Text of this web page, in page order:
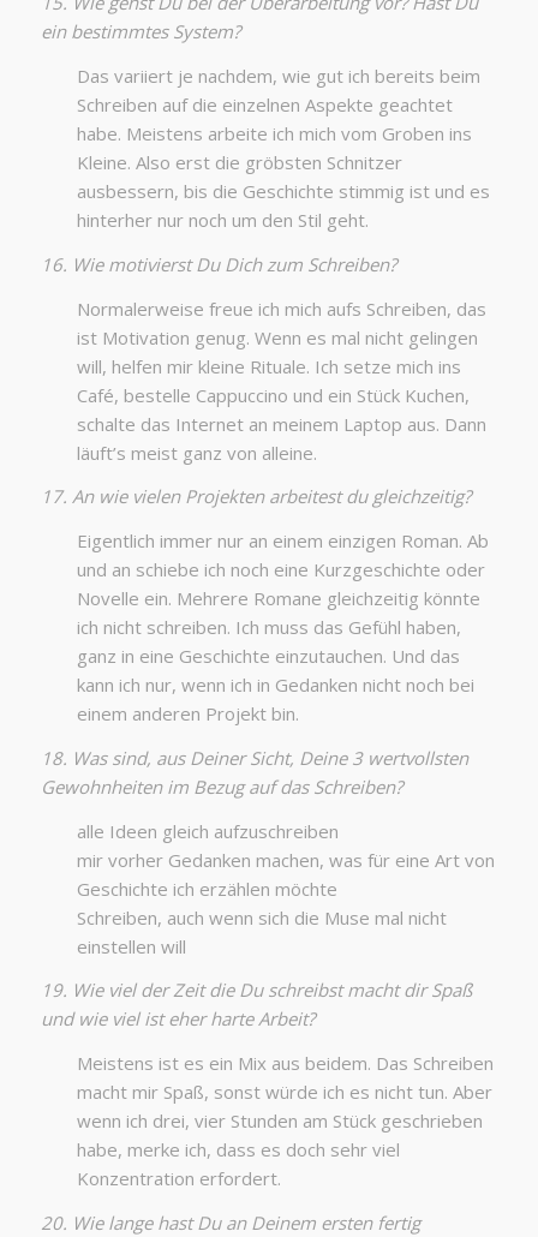
ein bestimmtes System?
Das variiert je nachdem, wie gut ich bereits beim
Schreiben auf die einzelnen Aspekte geachtet
habe. Meistens arbeite ich mich vom Groben ins
Kleine. Also erst die gröbsten Schnitzer
ausbessern, bis die Geschichte stimmig ist und es
hinterher nur noch um den Stil geht.
16. Wie motivierst Du Dich zum Schreiben?
Normalerweise freue ich mich aufs Schreiben, das
ist Motivation genug. Wenn es mal nicht gelingen
will, helfen mir kleine Rituale. Ich setze mich ins
Café, bestelle Cappuccino und ein Stück Kuchen,
schalte das Internet an meinem Laptop aus. Dann
läuft’s meist ganz von alleine.
17. An wie vielen Projekten arbeitest du gleichzeitig?
Eigentlich immer nur an einem einzigen Roman. Ab
und an schiebe ich noch eine Kurzgeschichte oder
Novelle ein. Mehrere Romane gleichzeitig könnte
ich nicht schreiben. Ich muss das Gefühl haben,
ganz in eine Geschichte einzutauchen. Und das
kann ich nur, wenn ich in Gedanken nicht noch bei
einem anderen Projekt bin.
18. Was sind, aus Deiner Sicht, Deine 3 wertvollsten
Gewohnheiten im Bezug auf das Schreiben?
alle Ideen gleich aufzuschreiben
mir vorher Gedanken machen, was für eine Art von
Geschichte ich erzählen möchte
Schreiben, auch wenn sich die Muse mal nicht
einstellen will
19. Wie viel der Zeit die Du schreibst macht dir Spaß
und wie viel ist eher harte Arbeit?
Meistens ist es ein Mix aus beidem. Das Schreiben
macht mir Spaß, sonst würde ich es nicht tun. Aber
wenn ich drei, vier Stunden am Stück geschrieben
habe, merke ich, dass es doch sehr viel
Konzentration erfordert.
20. Wie lange hast Du an Deinem ersten fertig